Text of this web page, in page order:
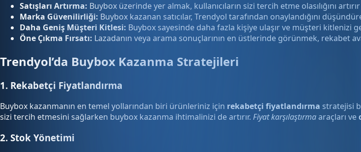
Satışları Artırma: Buybox üzerinde yer almak, kullanıcıların sizi tercih etme olasılığını
Marka Güvenilirliği: Buybox kazanan satıcılar, Trendyol tarafından onaylandığını
Daha Geniş Müşteri Kitlesi: Buybox sayesinde daha fazla kişiye ulaşır ve müşteri kitlenizi
Öne Çıkma Fırsatı: Lazadanın veya arama sonuçlarının en üstlerinde görünmek, rekabet
Trendyol’da Buybox Kazanma Stratejileri
1. Rekabetçi Fiyatlandırma
Buybox kazanmanın en temel yollarından biri ürünleriniz için rekabetçi fiyatlandırma stratejisi
sizi tercih etmesini sağlarken buybox kazanma ihtimalinizi de artırır. Fiyat karşılaştırmaaraçları ve
2. Stok Yönetimi